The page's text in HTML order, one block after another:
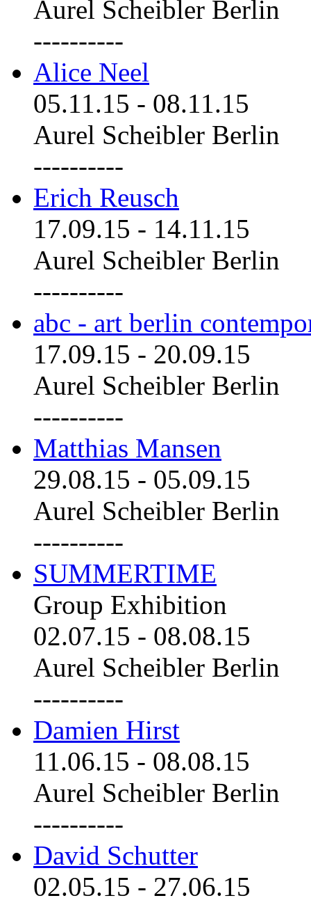
Aurel Scheibler Berlin
----------
Alice Neel
05.11.15 - 08.11.15
Aurel Scheibler Berlin
----------
Erich Reusch
17.09.15 - 14.11.15
Aurel Scheibler Berlin
----------
abc - art berlin
17.09.15 - 20.09.15
Aurel Scheibler Berlin
----------
Matthias Mansen
29.08.15 - 05.09.15
Aurel Scheibler Berlin
----------
SUMMERTIME
Group Exhibition
02.07.15 - 08.08.15
Aurel Scheibler Berlin
----------
Damien Hirst
11.06.15 - 08.08.15
Aurel Scheibler Berlin
----------
David Schutter
02.05.15 - 27.06.15